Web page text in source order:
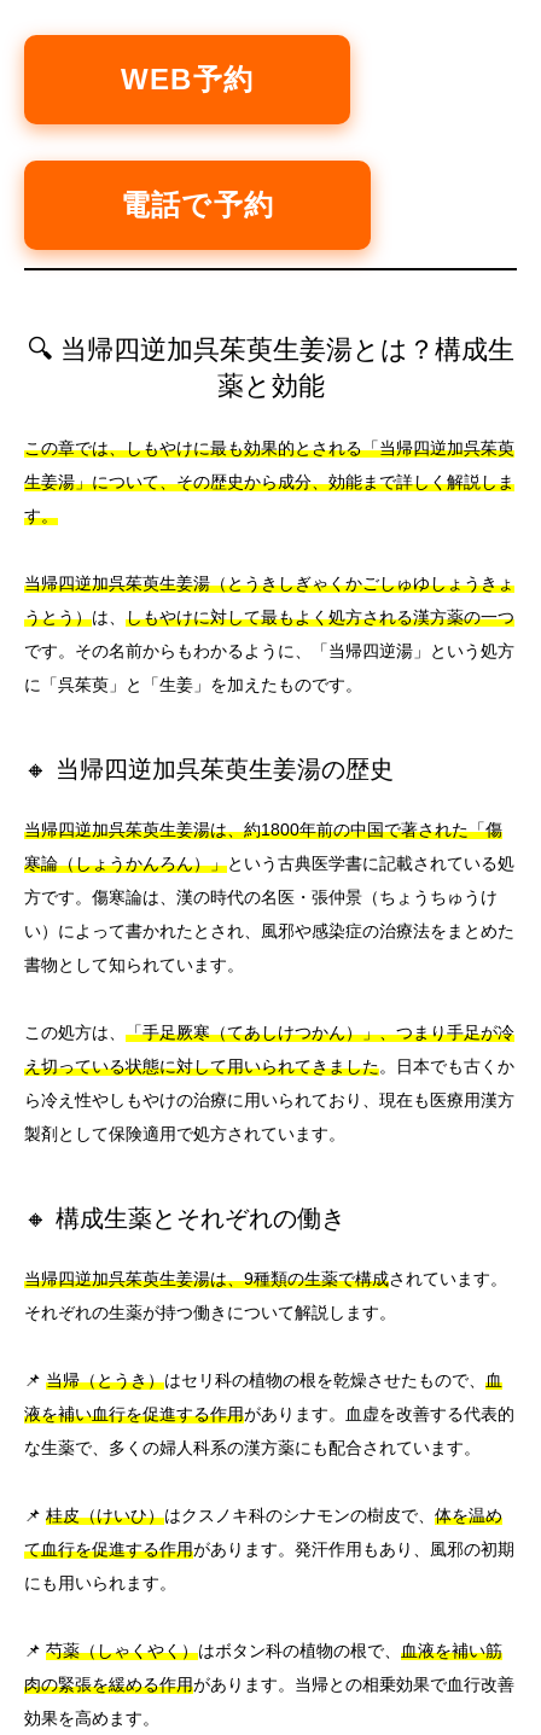
WEB予約
電話で予約
🔍 当帰四逆加呉茱萸生姜湯とは？構成生
薬と効能
この章では、しもやけに最も効果的とされる「当帰四逆加呉茱萸
生姜湯」について、その歴史から成分、効能まで詳しく解説しま
す。
当帰四逆加呉茱萸生姜湯（とうきしぎゃくかごしゅゆしょうきょ
うとう）は、 しもやけに対して最もよく処方される漢方薬の一つ
です。その名前からもわかるように、「当帰四逆湯」という処方
に「呉茱萸」と「生姜」を加えたものです。
🔸 当帰四逆加呉茱萸生姜湯の歴史
当帰四逆加呉茱萸生姜湯は、約1800年前の中国で著された「傷
寒論（しょうかんろん）」という古典医学書に記載されている処
方です。傷寒論は、漢の時代の名医・張仲景（ちょうちゅうけ
い）によって書かれたとされ、風邪や感染症の治療法をまとめた
書物として知られています。
この処方は、 「手足厥寒（てあしけつかん）」、つまり手足が冷
え切っている状態に対して用いられてきました。日本でも古くか
ら冷え性やしもやけの治療に用いられており、現在も医療用漢方
製剤として保険適用で処方されています。
🔸 構成生薬とそれぞれの働き
当帰四逆加呉茱萸生姜湯は、9種類の生薬で構成されています。
それぞれの生薬が持つ働きについて解説します。
📌 当帰（とうき）はセリ科の植物の根を乾燥させたもので、 血
液を補い血行を促進する作用があります。血虚を改善する代表的
な生薬で、多くの婦人科系の漢方薬にも配合されています。
📌 桂皮（けいひ）はクスノキ科のシナモンの樹皮で、 体を温め
て血行を促進する作用があります。発汗作用もあり、風邪の初期
にも用いられます。
📌 芍薬（しゃくやく）はボタン科の植物の根で、 血液を補い筋
肉の緊張を緩める作用があります。当帰との相乗効果で血行改善
効果を高めます。